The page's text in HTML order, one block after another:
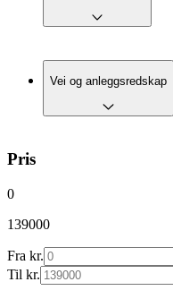
Vei og anleggsredskap
Pris
0
139000
Fra kr.
Til kr.